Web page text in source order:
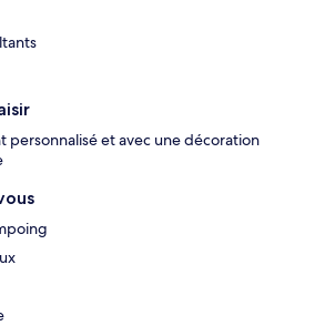
personnalisé et avec une décoration